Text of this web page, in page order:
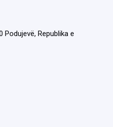
Podujevë, Republika e